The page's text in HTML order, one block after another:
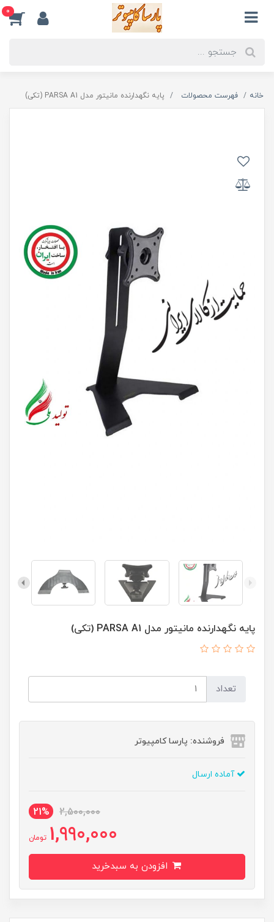
0
خانه فهرست محصولات پایه نگهدارنده مانیتور مدل PARSA A1 (تکی)
پایه نگهدارنده مانیتور مدل PARSA A1 (تکی)
تعداد
فروشنده: پارسا کامپیوتر
آماده ارسال
2,500,000
21%
1,990,000 تومان